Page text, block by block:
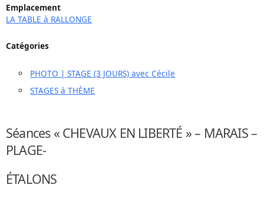
Emplacement
LA TABLE à RALLONGE
Catégories
PHOTO | STAGE (3 JOURS) avec Cécile
STAGES à THÈME
Séances « CHEVAUX EN LIBERTÉ » – MARAIS –
PLAGE-
ÉTALONS